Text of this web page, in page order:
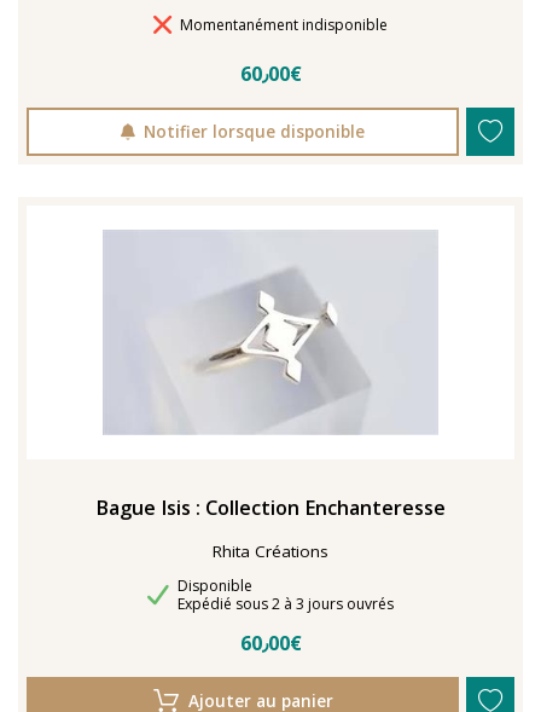
Délais de livraison
Momentanément indisponible
60٫00€
Notifier lorsque disponible
Bague Isis : Collection Enchanteresse
Rhita Créations
Disponibilité
Disponible
Délais de livraison
Expédié sous 2 à 3 jours ouvrés
60٫00€
Ajouter au panier